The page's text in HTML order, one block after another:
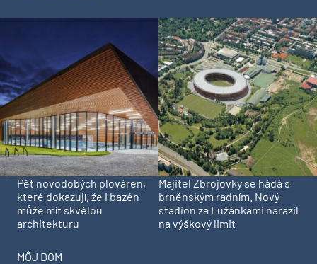
Pět novodobých plováren,
které dokazují, že i bazén
může mít skvělou
architekturu
Majitel Zbrojovky se hádá s
brněnským radním. Nový
stadion za Lužánkami narazil
na výškový limit
MÔJ DOM